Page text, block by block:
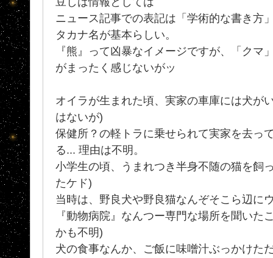
ニュース記事での表記は「学術的な書き方
タカナ名が基本らしい。
『熊』って凶暴なイメージですが、「クマ
がまったく感じないがッ
オイラが生まれた頃、実家の車庫には犬が
はないが)
保健所？の軽トラに乗せられて実家を去っ
る... 理由は不明。
小学生の頃、うまれつき半身不随の猫を飼
たケド)
当時は、野良犬や野良猫なんぞそこら辺に
『動物病院』なんつー専門な場所を聞いた
かも不明)
犬の食事なんか、ご飯に味噌汁ぶっかけた